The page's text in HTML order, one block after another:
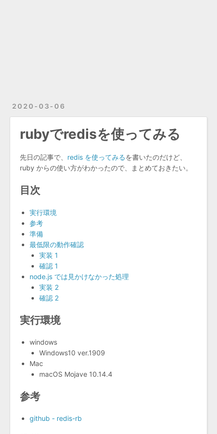
2020-03-06
rubyでredisを使ってみる
先日の記事で、 redis を使ってみるを書いたのだけど、
ruby からの使い方がわかったので、まとめておきたい。
目次
実行環境
参考
準備
最低限の動作確認
実装 1
確認 1
node.js では見かけなかった処理
実装 2
確認 2
実行環境
windows
Windows10 ver.1909
Mac
macOS Mojave 10.14.4
参考
github - redis-rb